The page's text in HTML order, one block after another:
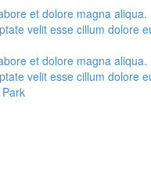
et dolore magna
velit esse cillum dolore
et dolore magna
velit esse cillum dolore